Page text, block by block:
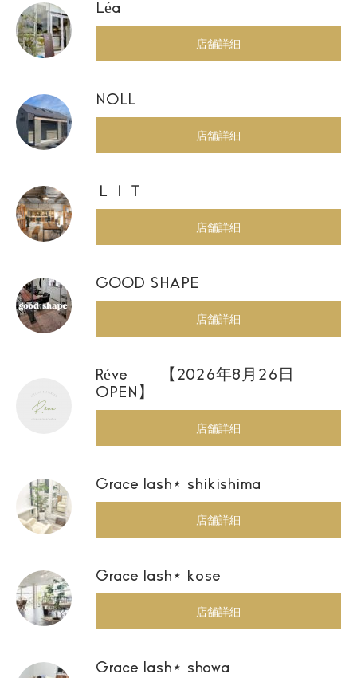
Léa
店舗詳細
NOLL
店舗詳細
ＬＩＴ
店舗詳細
GOOD SHAPE
店舗詳細
Réve 【2026年8月26日
OPEN】
店舗詳細
Grace lash⋆ shikishima
店舗詳細
Grace lash⋆ kose
店舗詳細
Grace lash⋆ showa